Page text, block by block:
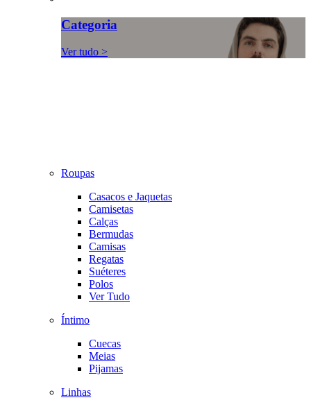
Categoria
Ver tudo >
Roupas
Casacos e Jaquetas
Camisetas
Calças
Bermudas
Camisas
Regatas
Suéteres
Polos
Ver Tudo
Íntimo
Cuecas
Meias
Pijamas
Linhas